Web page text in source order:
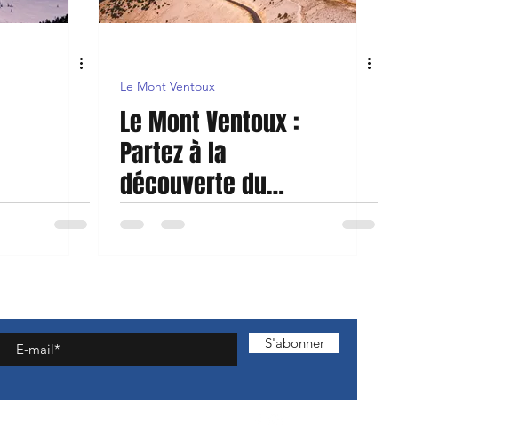
Le Mont Ventoux
Le Mont Ventoux :
Partez à la
découverte du
Géant de
S'abonner